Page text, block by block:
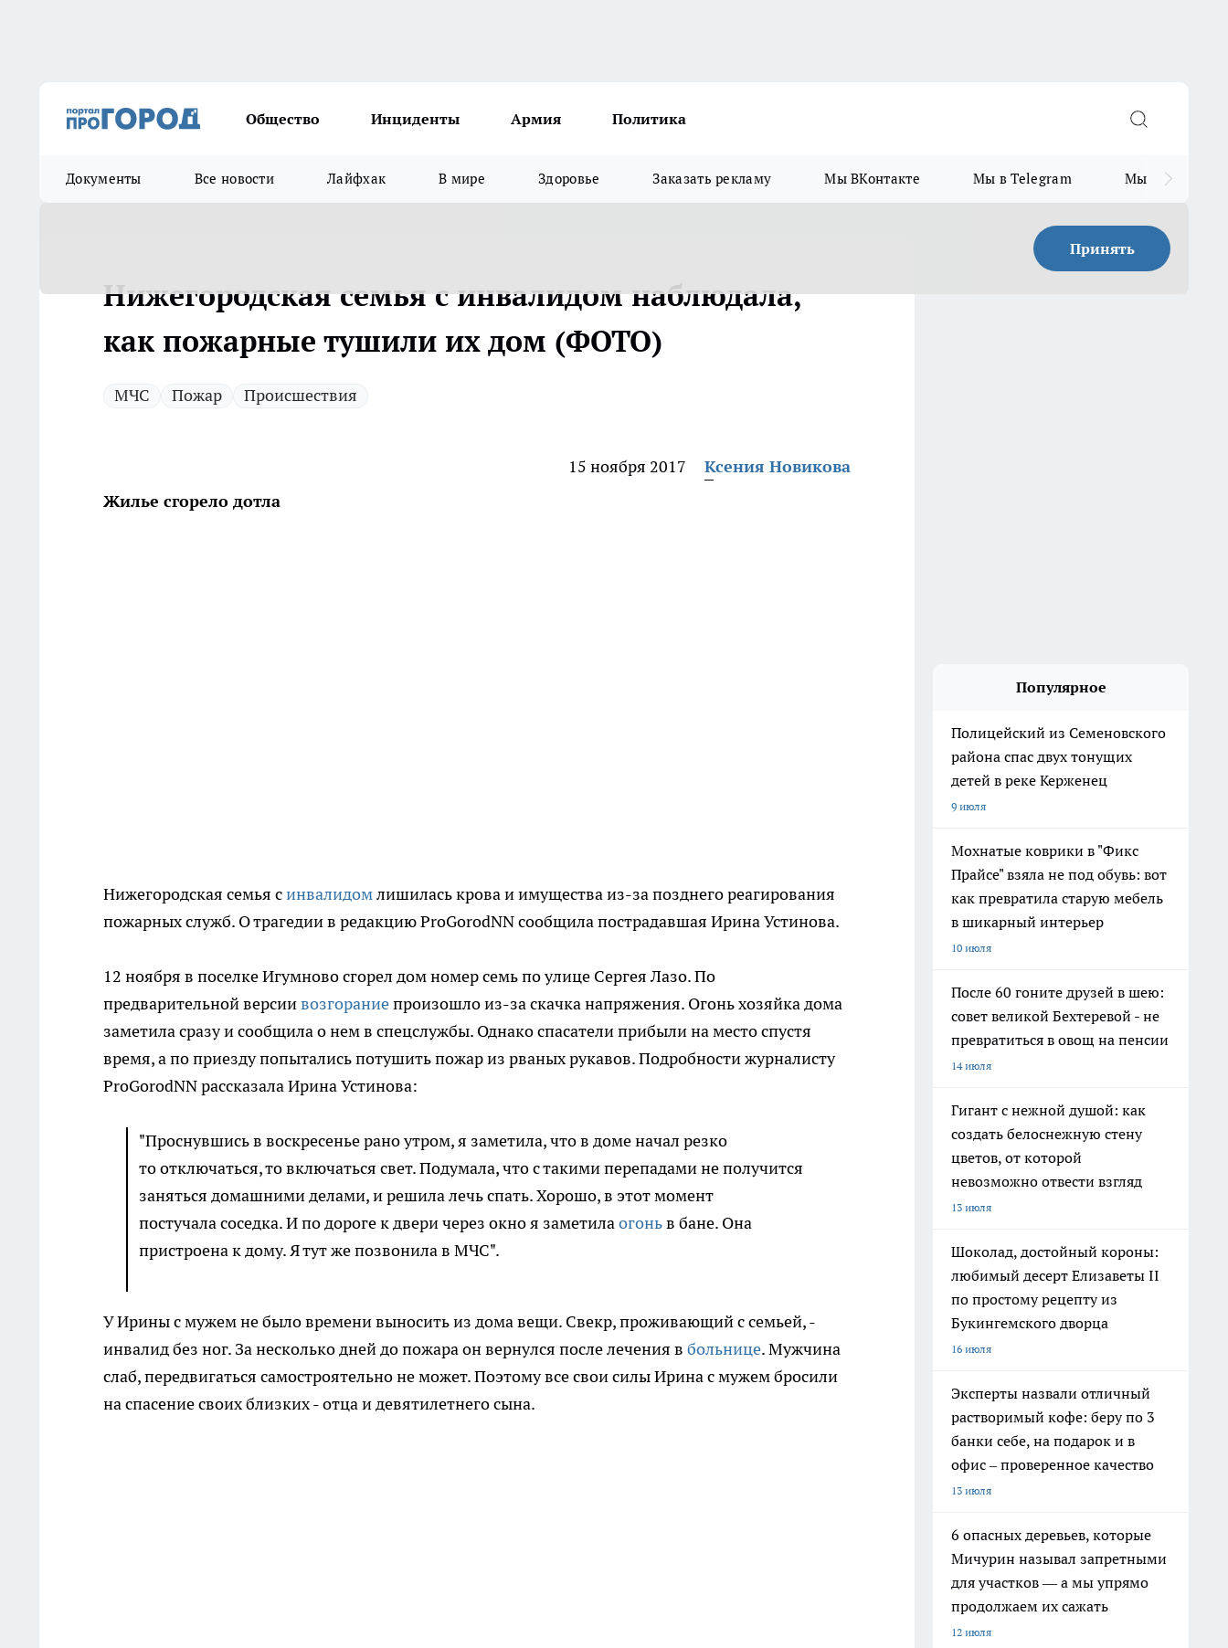
Общество Инциденты Армия Политика
Документы Все новости Лайфхак В мире Здоровье Заказать рекламу Мы ВКонтакте Мы в Telegram Мы в MAX
Принять
Нижегородская семья с инвалидом наблюдала,
как пожарные тушили их дом (ФОТО)
МЧС Пожар Происшествия
15 ноября 2017
Ксения Новикова
Жилье сгорело дотла
Нижегородская семья синвалидомлишилась крова и имущества из-за позднего реагирования
пожарных служб. О трагедии в редакцию ProGorodNN сообщила пострадавшая Ирина Устинова.
12 ноября в поселке Игумново сгорел дом номер семь по улице Сергея Лазо. По
предварительной версиивозгораниепроизошло из-за скачка напряжения. Огонь хозяйка дома
заметила сразу и сообщила о нем в спецслужбы. Однако спасатели прибыли на место спустя
время, а по приезду попытались потушить пожар из рваных рукавов. Подробности журналисту
ProGorodNN рассказала Ирина Устинова:
"Проснувшись в воскресенье рано утром, я заметила, что в доме начал резко
то отключаться, то включаться свет. Подумала, что с такими перепадами не получится
заняться домашними делами, и решила лечь спать. Хорошо, в этот момент
постучала соседка. И по дороге к двери через окно я заметилаогоньв бане. Она
пристроена к дому. Я тут же позвонила в МЧС".
У Ирины с мужем не было времени выносить из дома вещи. Свекр, проживающий с семьей, -
инвалид без ног. За несколько дней до пожара он вернулся после лечения в больнице. Мужчина
слаб, передвигаться самостроятельно не может. Поэтому все свои силы Ирина с мужем бросили
на спасение своих близких - отца и девятилетнего сына.
Популярное
Полицейский из Семеновского
района спас двух тонущих
детей в реке Керженец
9 июля
Мохнатые коврики в "Фикс
Прайсе" взяла не под обувь: вот
как превратила старую мебель
в шикарный интерьер
10 июля
После 60 гоните друзей в шею:
совет великой Бехтеревой - не
превратиться в овощ на пенсии
14 июля
Гигант с нежной душой: как
создать белоснежную стену
цветов, от которой
невозможно отвести взгляд
13 июля
Шоколад, достойный короны:
любимый десерт Елизаветы II
по простому рецепту из
Букингемского дворца
16 июля
Эксперты назвали отличный
растворимый кофе: беру по 3
банки себе, на подарок и в
офис – проверенное качество
13 июля
6 опасных деревьев, которые
Мичурин называл запретными
для участков — а мы упрямо
продолжаем их сажать
12 июля